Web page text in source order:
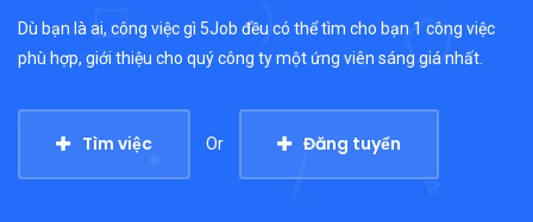
Dù bạn là ai, công việc gì 5Job đều có thể tìm cho bạn 1 công việc
phù hợp, giới thiệu cho quý công ty một ứng viên sáng giá nhất.
Tìm việc Or Đăng tuyển